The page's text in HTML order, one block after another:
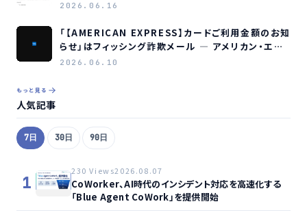
2026.06.16
「【AMERICAN EXPRESS】カードご利用金額のお知
らせ」はフィッシング詐欺メール ― アメリカン・エキ
スプレスを装う偽メールの見分け方
2026.06.10
もっと見る
人気記事
7日 30日 90日
1
230 Views2026.08.07
CoWorker、AI時代のインシデント対応を高速化する
「Blue Agent CoWork」を提供開始